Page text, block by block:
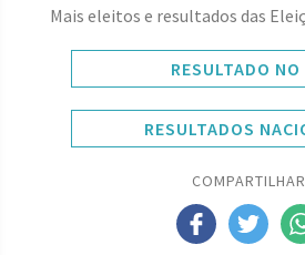
Mais eleitos e resultados das
RESULTADO NO
RESULTADOS
COMPARTILHAR